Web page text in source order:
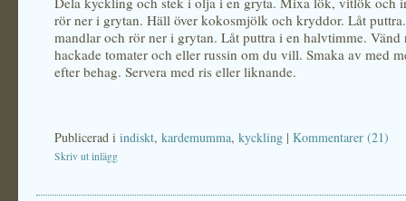
rör ner i grytan. Häll över kokosmjölk och kryddor. Låt
mandlar och rör ner i grytan. Låt puttra i en halvtimme. Vänd
hackade tomater och eller russin om du vill. Smaka av med
efter behag. Servera med ris eller liknande.
Publicerad i indiskt, kardemumma, kyckling | Kommentarer (21)
Skriv ut inlägg